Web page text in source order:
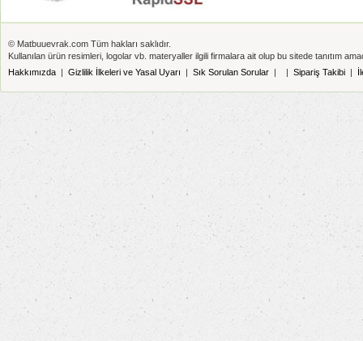
© Matbuuevrak.com Tüm hakları saklıdır.
Kullanılan ürün resimleri, logolar vb. materyaller ilgili firmalara ait olup bu sitede tanıtım
Hakkımızda | Gizlilik İlkeleri ve Yasal Uyarı | Sık Sorulan Sorular | | Sipariş Takibi |